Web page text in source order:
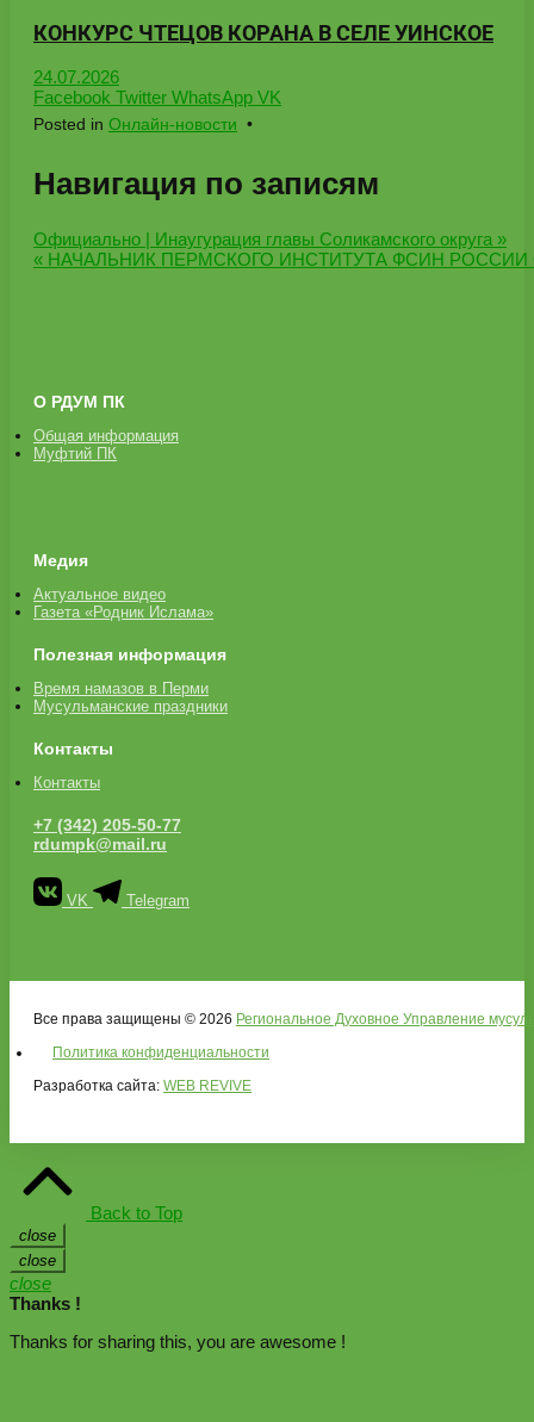
КОНКУРС ЧТЕЦОВ КОРАНА В СЕЛЕ УИНСКОЕ
24.07.2026
Facebook Twitter WhatsApp VK
Posted in Онлайн-новости •
Навигация по записям
Официально | Инаугурация главы Соликамского округа »
« НАЧАЛЬНИК ПЕРМСКОГО ИНСТИТУТА ФСИН
О РДУМ ПК
Общая информация
Муфтий ПК
Медия
Актуальное видео
Газета «Родник Ислама»
Полезная информация
Время намазов в Перми
Мусульманские праздники
Контакты
Контакты
+7 (342) 205-50-77
rdumpk@mail.ru
VK Telegram
Все права защищены © 2026 Региональное Духовное Управление
Политика конфиденциальности
Разработка сайта: WEB REVIVE
Back to Top
close
close
close
Thanks !
Thanks for sharing this, you are awesome !